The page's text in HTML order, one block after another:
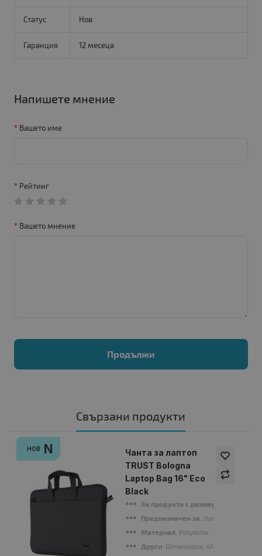
Статус Нов
Гаранция 12 месеца
Напишете мнение
Вашето име
Рейтинг
Вашето мнение
Продължи
Свързани продукти
НОВ N
Чанта за лаптоп
TRUST Bologna
Laptop Bag 16" Eco
Black
За продукти с размери
Предназначен за: Лаптопи
Материал: Polyester
Други: Dimensions: 41.0 x 4.0 x 29.0